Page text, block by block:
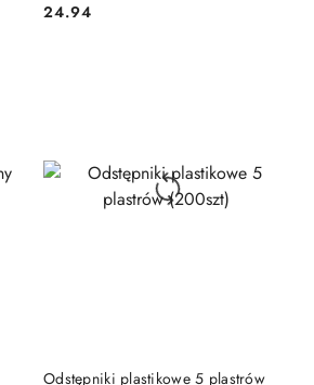
Cena:
24.94
Odstępniki plastikowe 5 plastrów
DO KOSZYKA